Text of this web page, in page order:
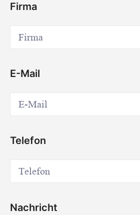
Firma
E-Mail
Telefon
Nachricht